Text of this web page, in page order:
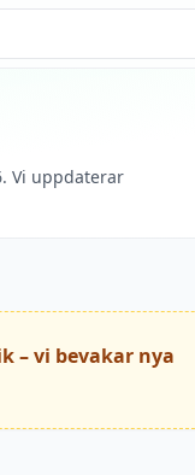
Vi uppdaterar
– vi bevakar nya